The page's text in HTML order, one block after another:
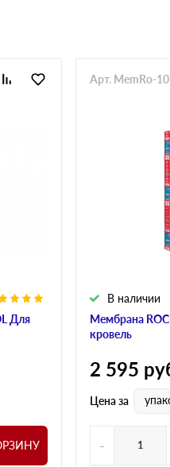
Для
Мембрана
кровель
В наличии
Арт. MemRo-
2 595
Цена за
-